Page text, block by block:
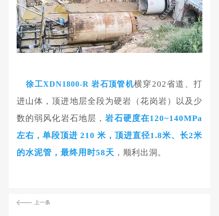
徐工XDN1800-R 岩石顶管机横穿202省道、打
进山体，顶进地层全段为硬岩（花岗岩）以及少
数的弱风化岩石地层，岩石硬度在120~140MPa
左右 ， 单段顶进 210 米，顶进直径1.8米、长2米
的水泥管，最终用时58天 ， 顺利出洞。
上一条